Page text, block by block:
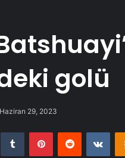
golü
Haziran 29, 2023
Tumblr PinterestReddit